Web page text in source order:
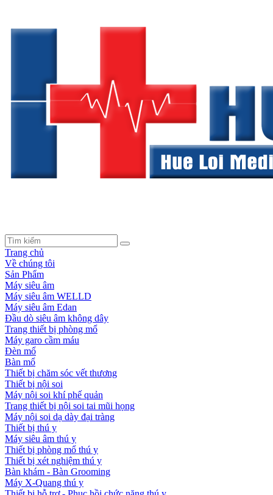
Trang chủ
Về chúng tôi
Sản Phẩm
Máy siêu âm
Máy siêu âm WELLD
Máy siêu âm Edan
Đầu dò siêu âm không dây
Trang thiết bị phòng mổ
Máy garo cầm máu
Đèn mổ
Bàn mổ
Thiết bị chăm sóc vết thương
Thiết bị nội soi
Máy nội soi khí phế quản
Trang thiết bị nội soi tai mũi họng
Máy nội soi dạ dày đại tràng
Thiết bị thú y
Máy siêu âm thú y
Thiết bị phòng mổ thú y
Thiết bị xét nghiệm thú y
Bàn khám - Bàn Grooming
Máy X-Quang thú y